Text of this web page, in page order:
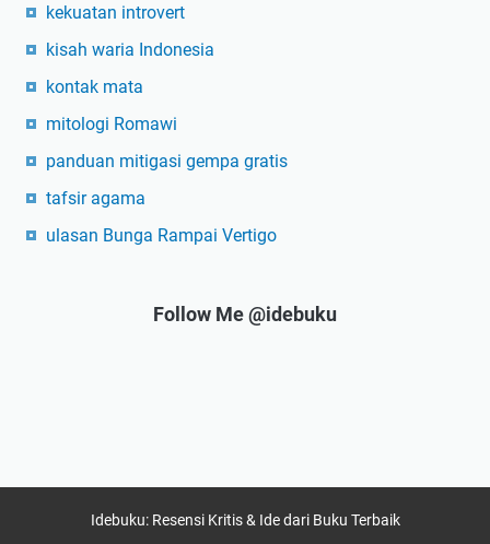
kekuatan introvert
kisah waria Indonesia
kontak mata
mitologi Romawi
panduan mitigasi gempa gratis
tafsir agama
ulasan Bunga Rampai Vertigo
Follow Me @idebuku
Idebuku: Resensi Kritis & Ide dari Buku Terbaik